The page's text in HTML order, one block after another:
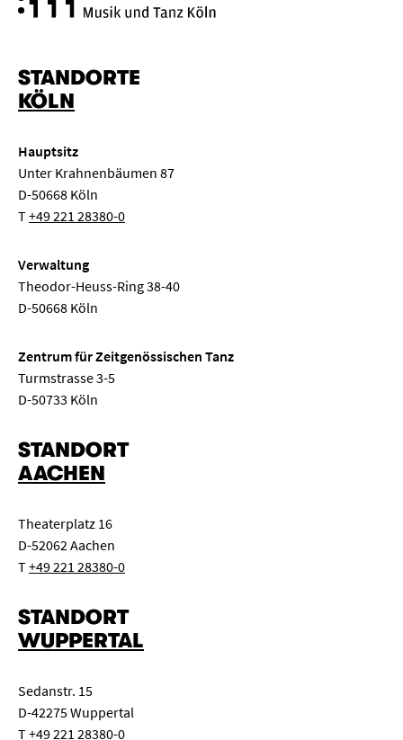
STANDORTE
KÖLN
Hauptsitz
Unter Krahnenbäumen 87
D-50668 Köln
T+49 221 28380-0
Verwaltung
Theodor-Heuss-Ring 38-40
D-50668 Köln
Zentrum für Zeitgenössischen Tanz
Turmstrasse 3-5
D-50733 Köln
STANDORT
AACHEN
Theaterplatz 16
D-52062 Aachen
T+49 221 28380-0
STANDORT
WUPPERTAL
Sedanstr. 15
D-42275 Wuppertal
T+49 221 28380-0